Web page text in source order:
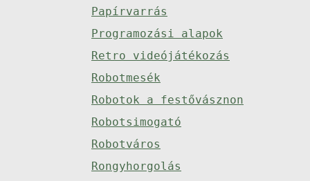
Papírvarrás
Programozási alapok
Retro videójátékozás
Robotmesék
Robotok a festővásznon
Robotsimogató
Robotváros
Rongyhorgolás